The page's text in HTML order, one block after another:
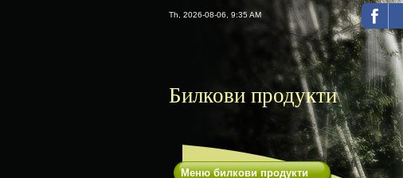
Th, 2026-08-06, 9:35 AM
Билкови продукти
Меню билкови продукти